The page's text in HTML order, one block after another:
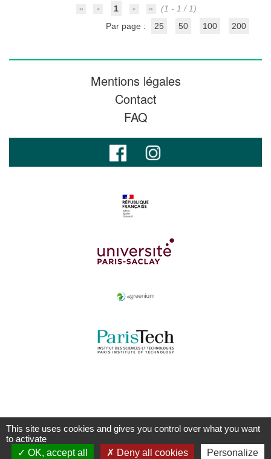
1
(1 - 1 / 1)
Par page :
25 50 100 200
Mentions légales
Contact
FAQ
This site uses cookies and gives you control over what you want
to activate
OK, accept all
Deny all cookies Personalize